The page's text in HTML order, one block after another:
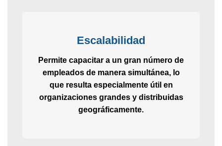
Escalabilidad
Permite capacitar a un gran número de
empleados de manera simultánea, lo
que resulta especialmente útil en
organizaciones grandes y distribuidas
geográficamente.